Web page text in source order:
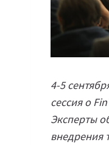
4-5
сессия о
Эксперты
внедрения